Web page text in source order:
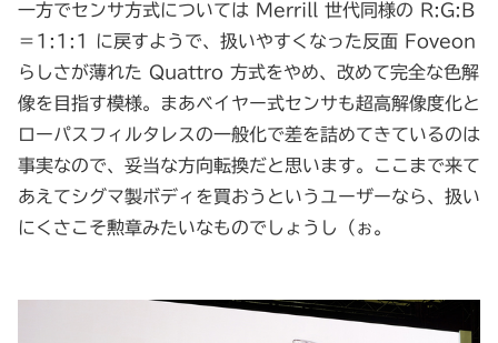
一方でセンサ方式については Merrill 世代同様の R:G:B
＝1:1:1 に戻すようで、扱いやすくなった反面 Foveon
らしさが薄れた Quattro 方式をやめ、改めて完全な色解
像を目指す模様。まあベイヤー式センサも超高解像度化と
ローパスフィルタレスの一般化で差を詰めてきているのは
事実なので、妥当な方向転換だと思います。ここまで来て
あえてシグマ製ボディを買おうというユーザーなら、扱い
にくさこそ勲章みたいなものでしょうし（ぉ。